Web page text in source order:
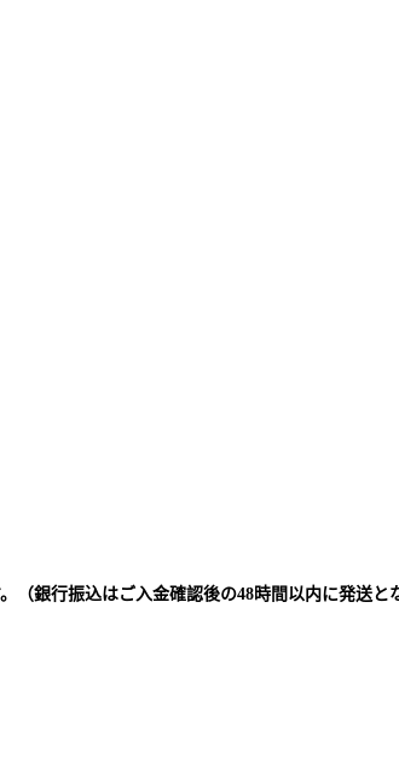
銀行振込はご入金確認後の48時間以内に発送と